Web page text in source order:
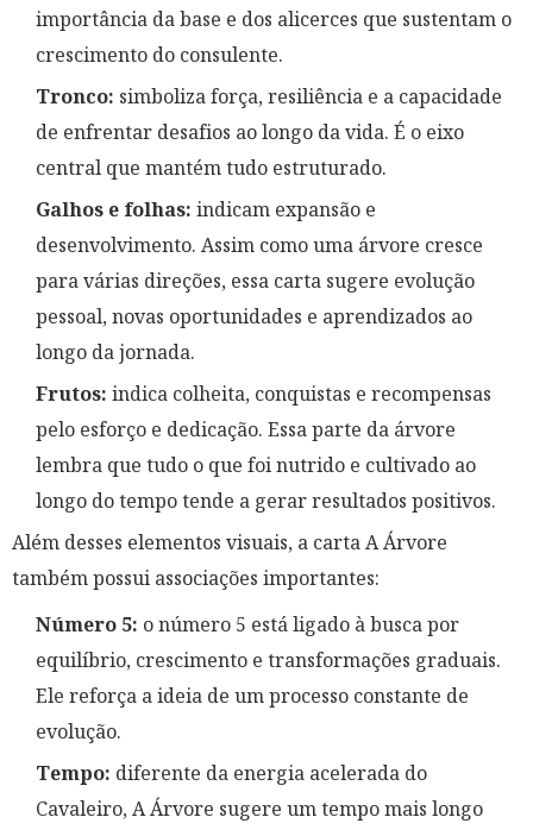
importância da base e dos alicerces que sustentam o
crescimento do consulente.
Tronco: simboliza força, resiliência e a capacidade
de enfrentar desafios ao longo da vida. É o eixo
central que mantém tudo estruturado.
Galhos e folhas: indicam expansão e
desenvolvimento. Assim como uma árvore cresce
para várias direções, essa carta sugere evolução
pessoal, novas oportunidades e aprendizados ao
longo da jornada.
Frutos: indica colheita, conquistas e recompensas
pelo esforço e dedicação. Essa parte da árvore
lembra que tudo o que foi nutrido e cultivado ao
longo do tempo tende a gerar resultados positivos.
Além desses elementos visuais, a carta A Árvore
também possui associações importantes:
Número 5: o número 5 está ligado à busca por
equilíbrio, crescimento e transformações graduais.
Ele reforça a ideia de um processo constante de
evolução.
Tempo: diferente da energia acelerada do
Cavaleiro, A Árvore sugere um tempo mais longo